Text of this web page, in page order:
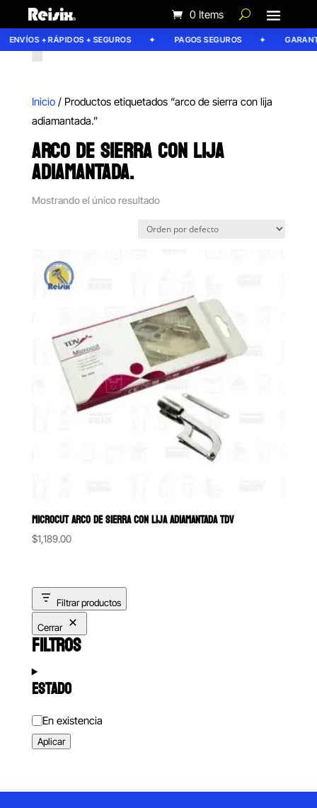
0 Items
ENVÍOS + RÁPIDOS + SEGUROS PAGOS SEGUROS
Inicio/ Productos etiquetados “arco de sierra con lija
adiamantada.”
ARCO DE SIERRA CON LIJA
ADIAMANTADA.
Mostrando el único resultado
MICROCUT ARCO DE SIERRA CON LIJA ADIAMANTADA TDV
$1,189.00
Filtrar productos
Cerrar
FILTROS
ESTADO
Estado
En existencia
Aplicar